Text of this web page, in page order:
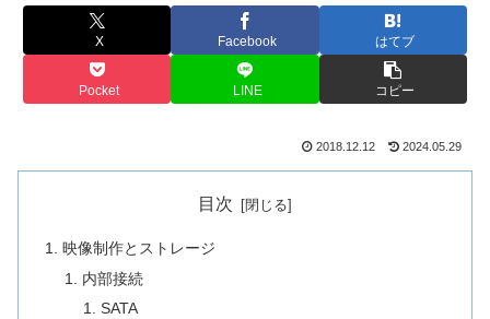
X Facebook はてブ
Pocket LINE コピー
2018.12.12 2024.05.29
目次
映像制作とストレージ
内部接続
SATA